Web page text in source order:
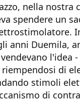
nella nostra
spendere un
anni Duemila,
l'idea
di
stimoli
di